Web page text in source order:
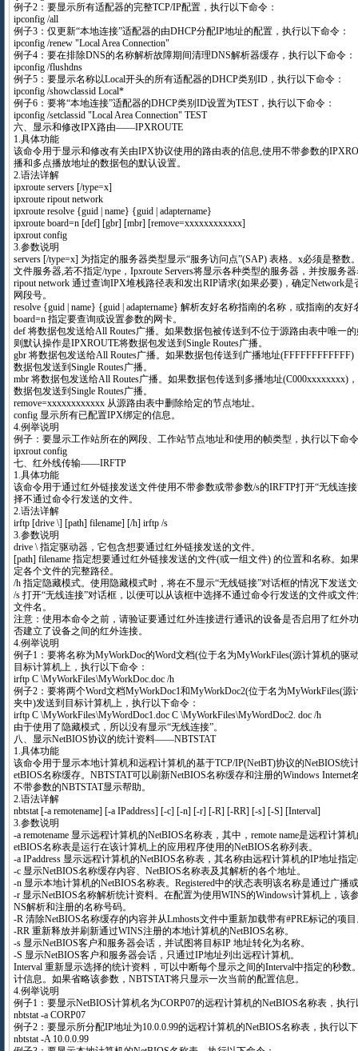
例子2：要显示所有适配器的完整TCP/IP配置，执行以下命令：
ipconfig /all
例子3：仅更新“本地连接”适配器的由DHCP分配IP地址的配置，执行以下命令：
ipconfig /renew "Local Area Connection"
例子4：要在排除DNS的名称解析故障期间清理DNS解析器缓存，执行以下命令：
ipconfig /flushdns
例子5：要显示名称以Local开头的所有适配器的DHCP类别ID，执行以下命令：
ipconfig /showclassid Local*
例子6：要将“本地连接”适配器的DHCP类别ID设置为TEST，执行以下命令：
ipconfig /setclassid "Local Area Connection" TEST
六、显示和修改IPX路由——IPXROUTE
1.具体功能
该命令用于显示和修改有关由IPX协议使用的路由表的信息,使用不带参数的
播和多点播放地址的数据包的默认设置。
2.语法详解
ipxroute servers [/type=x]
ipxroute ripout network
ipxroute resolve {guid | name} {guid | adaptername}
ipxroute board=n [def] [gbr] [mbr] [remove=xxxxxxxxxxxx]
ipxrout config
3.参数说明
servers [/type=x] 为指定的服务器类型显示“服务访问点”(SAP) 表格。x必须是整数
文件服务器,若不指定/type，Ipxroute Servers将显示各种类型的服务器，并按服务
ripout network 通过查询IPX堆栈路径表和发出RIP请求(如果必要)，确定Network
网段号。
resolve {guid | name} {guid | adaptername} 解析友好名称指南的名称，或指南的友好
board=n 指定要查询或设置参数的网卡。
def 将数据包发送给All Routes广播。如果数据包被传送到不位于源路由表中唯一
则默认操作是IPXROUTE将数据包发送到Single Routes广播。
gbr 将数据包发送给All Routes广播。如果数据包传送到广播地址
数据包发送到Single Routes广播。
mbr 将数据包发送给All Routes广播。如果数据包传送到多播地址(C000xxxxxxxx)
数据包发送到Single Routes广播。
remove=xxxxxxxxxxxx 从源路由表中删除给定的节点地址。
config 显示所有已配置IPX绑定的信息。
4.例举说明
例子：要显示工作站所在的网段、工作站节点地址和使用的帧类型，执行以下命
ipxrout config
七、红外线传输——IRFTP
1.具体功能
该命令用于通过红外链接发送文件使用不带参数或带参数/s的IRFTP打开“无线连
择不通过命令行发送的文件。
2.语法详解
irftp [drive \] [path] filename] [/h] irftp /s
3.参数说明
drive \ 指定驱动器，它包含想要通过红外链接发送的文件。
[path] filename 指定想要通过红外链接发送的文件(或一组文件) 的位置和名称。如
定各个文件的完整路径。
/h 指定隐藏模式。使用隐藏模式时，将在不显示“无线链接”对话框的情况下发送
/s 打开“无线连接”对话框，以便可以从该框中选择不通过命令行发送的文件或文
文件名。
注意：使用本命令之前，请验证要通过红外连接进行通讯的设备是否启用了红外
否建立了设备之间的红外连接。
4.例举说明
例子1：要将名称为MyWorkDoc的Word文档(位于名为MyWorkFiles(源计算机的驱
目标计算机上，执行以下命令：
irftp C \MyWorkFiles\MyWorkDoc.doc /h
例子2：要将两个Word文档MyWorkDoc1和MyWorkDoc2(位于名为MyWorkFiles(
夹中)发送到目标计算机上，执行以下命令：
irftp C \MyWorkFiles\MyWordDoc1.doc C \MyWorkFiles\MyWordDoc2. doc /h
由于使用了隐藏模式，所以没有显示“无线连接”。
八、显示NetBIOS协议的统计资料——NBTSTAT
1.具体功能
该命令用于显示本地计算机和远程计算机的基于TCP/IP(NetBT)协议的NetBIOS统
etBIOS名称缓存。NBTSTAT可以刷新NetBIOS名称缓存和注册的Windows
不带参数的NBTSTAT显示帮助。
2.语法详解
nbtstat [-a remotename] [-a IPaddress] [-c] [-n] [-r] [-R] [-RR] [-s] [-S] [Interval]
3.参数说明
-a remotename 显示远程计算机的NetBIOS名称表，其中，remote name是远程计算
etBIOS名称表是运行在该计算机上的应用程序使用的NetBIOS名称列表。
-a IPaddress 显示远程计算机的NetBIOS名称表，其名称由远程计算机的IP地址指
-c 显示NetBIOS名称缓存内容、NetBIOS名称表及其解析的各个地址。
-n 显示本地计算机的NetBIOS名称表。Registered中的状态表明该名称是通过广播
-r 显示NetBIOS名称解析统计资料。在配置为使用WINS的Windows计算机上，该
NS解析和注册的名称号码。
-R 清除NetBIOS名称缓存的内容并从Lmhosts文件中重新加载带有#PRE标记的项
-RR 重新释放并刷新通过WINS注册的本地计算机的NetBIOS名称。
-s 显示NetBIOS客户和服务器会话，并试图将目标IP 地址转化为名称。
-S 显示NetBIOS客户和服务器会话，只通过IP地址列出远程计算机。
Interval 重新显示选择的统计资料，可以中断每个显示之间的Interval中指定的秒数
计信息。如果省略该参数，NBTSTAT将只显示一次当前的配置信息。
4.例举说明
例子1：要显示NetBIOS计算机名为CORP07的远程计算机的NetBIOS名称表，执
nbtstat -a CORP07
例子2：要显示所分配IP地址为10.0.0.99的远程计算机的NetBIOS名称表，执行以
nbtstat -A 10.0.0.99